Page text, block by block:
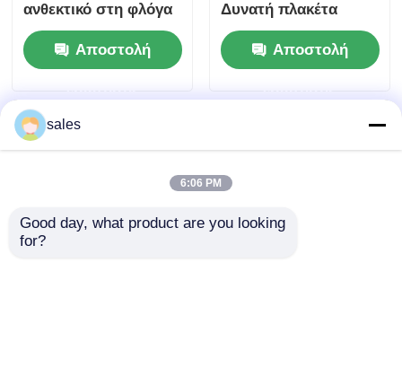
ανθεκτικό στη φλόγα
που προσφέρει
πάχος 2 mm έως 10
mm και καλή αντοχή
κατάλληλη για
εξωτερικές πινακίδες
Αποστολή
ερώτησης
Δυνατή πλακέτα
διαφήμισης PP
κατάλληλη για οθόνες
λιανικής πώλησης
Αποστολή
ερώτησης
sales
6:06 PM
Good day, what product are you looking
for?